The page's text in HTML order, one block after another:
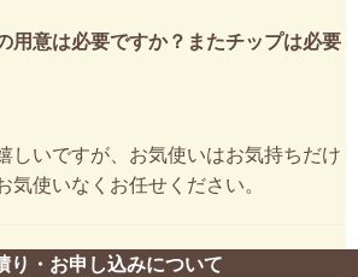
用意は必要ですか？またチップは必要
しいですが、お気使いはお気持ちだけ
気使いなくお任せください。
り・お申し込みについて